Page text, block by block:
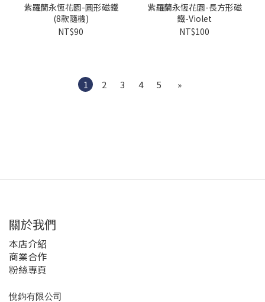
紫羅蘭永恆花園-圓形磁鐵
(8款隨機)
NT$90
紫羅蘭永恆花園-長方形磁
鐵-Violet
NT$100
1 2 3 4 5 »
關於我們
本店介紹
商業合作
粉絲專頁
悅鈞有限公司